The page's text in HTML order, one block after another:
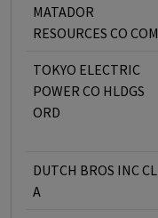
MATADOR
RESOURCES CO COM
TOKYO ELECTRIC
POWER CO HLDGS
ORD
DUTCH BROS INC CL
A